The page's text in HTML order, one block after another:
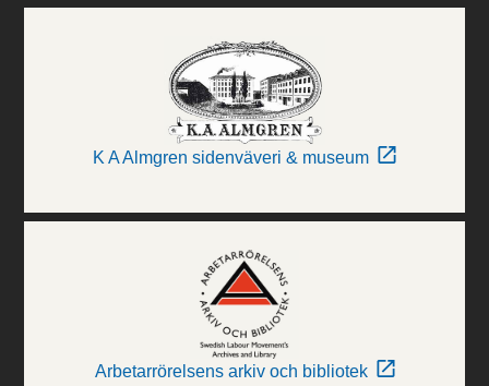
K A Almgren sidenväveri & museum
Arbetarrörelsens arkiv och bibliotek